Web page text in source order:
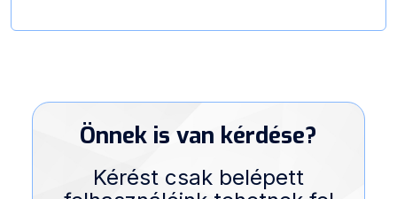
Önnek is van kérdése?
Kérést csak belépett